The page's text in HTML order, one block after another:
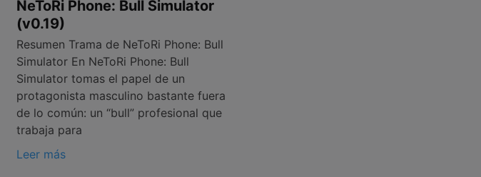
NeToRi Phone: Bull Simulator
(v0.19)
Resumen Trama de NeToRi Phone: Bull
Simulator En NeToRi Phone: Bull
Simulator tomas el papel de un
protagonista masculino bastante fuera
de lo común: un “bull” profesional que
trabaja para
Leer más